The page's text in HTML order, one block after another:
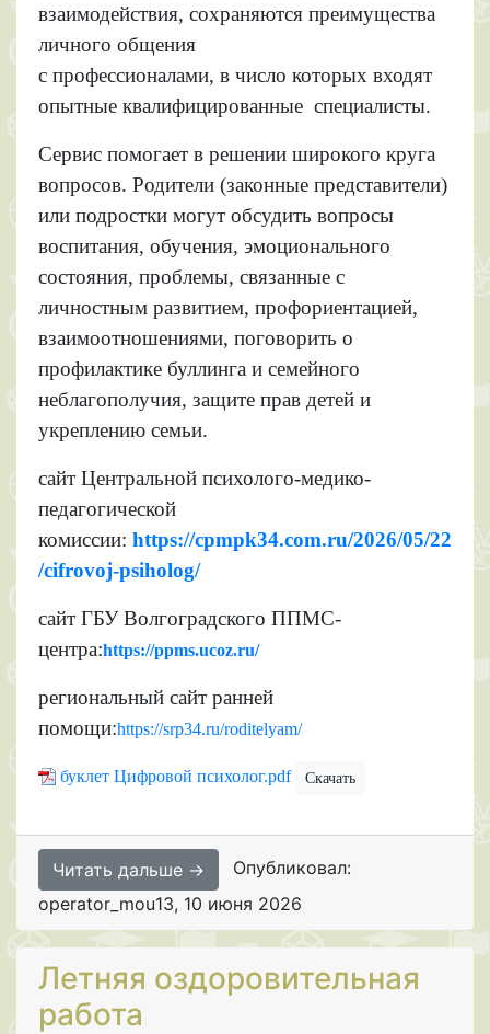
взаимодействия, сохраняются преимущества
личного общения
с профессионалами, в число которых входят
опытные квалифицированные специалисты.
Сервис помогает в решении широкого круга
вопросов. Родители (законные представители)
или подростки могут обсудить вопросы
воспитания, обучения, эмоционального
состояния, проблемы, связанные с
личностным развитием, профориентацией,
взаимоотношениями, поговорить о
профилактике буллинга и семейного
неблагополучия, защите прав детей и
укреплению семьи.
сайт Центральной психолого-медико-
педагогической
комиссии: https://cpmpk34.com.ru/2026/05/22
/cifrovoj-psiholog/
сайт ГБУ Волгоградского ППМС-
центра:https://ppms.ucoz.ru/
региональный сайт ранней
помощи:https://srp34.ru/roditelyam/
буклет Цифровой психолог.pdf Скачать
Читать дальше →
Опубликовал:
operator_mou13, 10 июня 2026
Летняя оздоровительная
работа